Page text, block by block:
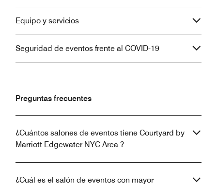
Equipo y servicios
Seguridad de eventos frente al COVID-19
Preguntas frecuentes
¿Cuántos salones de eventos tiene Courtyard by
Marriott Edgewater NYC Area ?
¿Cuál es el salón de eventos con mayor